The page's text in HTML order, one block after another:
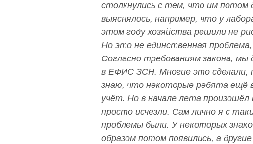
столкнулись с тем, что им потом
выяснялось, например, что у
этом году хозяйства решили не
Но это не единственная
Согласно требованиям закона,
в ЕФИС ЗСН. Многие это сделали,
знаю, что некоторые ребята ещё
учёт. Но в начале лета
просто исчезли. Сам лично я с
проблемы были. У некоторых
образом потом появились, а